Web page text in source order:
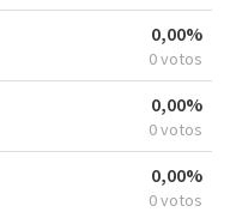
0,00%
0 votos
0,00%
0 votos
0,00%
0 votos